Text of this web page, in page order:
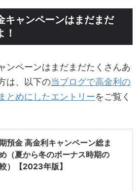
キャンペーンはまだまだ
！
ンペーンはまだまだたくさんあ
は、以下の当ブログで高金利の
とめにしたエントリーをご覧く
預金 高金利キャンペーン総ま
（夏から冬のボーナス時期の
）【2023年版】